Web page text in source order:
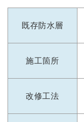
既存防水層
施工箇所
改修工法